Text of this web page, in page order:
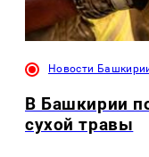
Новости
В Башкирии
сухой травы